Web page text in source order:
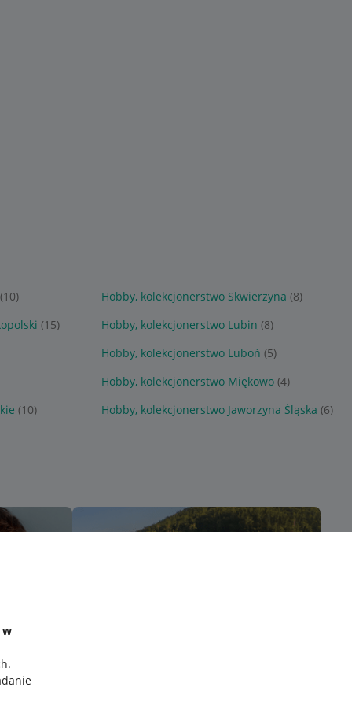
w
.
(10) Hobby, kolekcjonerstwo Skwierzyna (8)
(15) Hobby, kolekcjonerstwo Lubin (8)
Hobby, kolekcjonerstwo Luboń (5)
Hobby, kolekcjonerstwo Miękowo (4)
(10) Hobby, kolekcjonerstwo Jaworzyna Śląska (6)